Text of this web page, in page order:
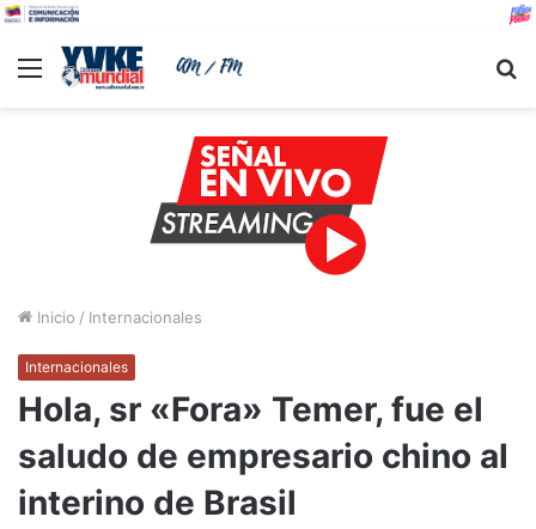
Menu
Inicio / Internacionales
Internacionales
Hola, sr «Fora» Temer, fue el
saludo de empresario chino al
interino de Brasil